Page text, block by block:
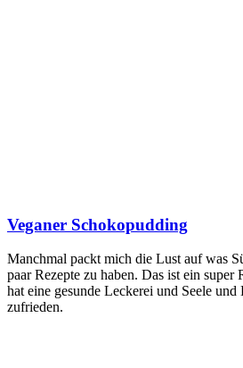
Veganer Schokopudding
Manch­mal packt mich die Lust auf was
paar Rezep­te zu haben. Das ist ein super
hat eine gesun­de Lecke­rei und See­le
zufrieden.